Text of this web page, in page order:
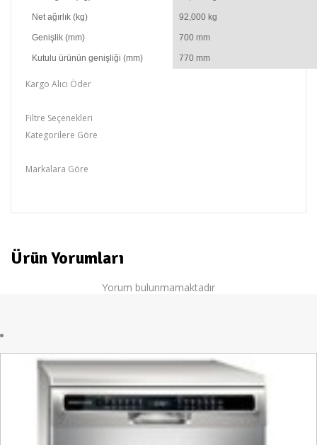
Net ağırlık (kg) 92,000 kg
Genişlik (mm) 700 mm
Kutulu ürünün genişliği (mm) 770 mm
Kargo Alıcı Öder
Filtre Seçenekleri
Kategorilere Göre
Markalara Göre
Ürün Yorumları
Yorum bulunmamaktadır